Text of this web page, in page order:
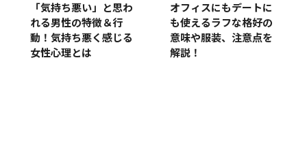
「気持ち悪い」と思わ
れる男性の特徴＆行
動！気持ち悪く感じる
女性心理とは
オフィスにもデートに
も使えるラフな格好の
意味や服装、注意点を
解説！